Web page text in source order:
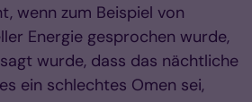
wenn zum Beispiel von
Energie gesprochen wurde,
wurde, dass das nächtliche
ein schlechtes Omen sei,